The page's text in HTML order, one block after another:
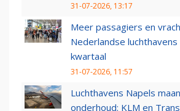
31-07-2026, 13:17
Meer passagiers en
Nederlandse
kwartaal
31-07-2026, 11:57
Luchthavens Napels
onderhoud: KLM en